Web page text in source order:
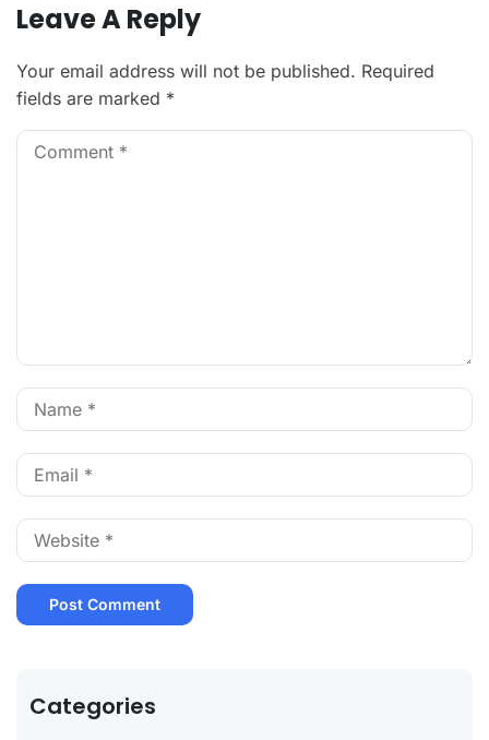
Leave A Reply
Your email address will not be published. Required
fields are marked *
Categories